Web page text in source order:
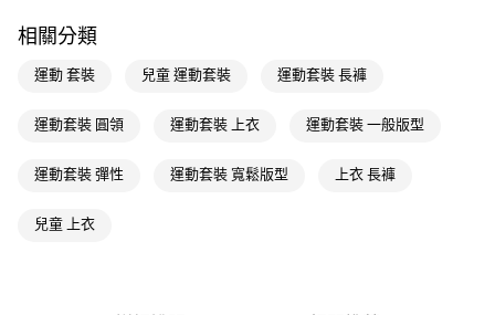
付款後全家取貨
每筆NT$80，滿NT$1,500(含以上)免運費
萊爾富取貨付款
每筆NT$80，滿NT$1,500(含以上)免運費
相關分類
運動 套裝 兒童 運動套裝 運動套裝 長褲
運動套裝 圓領 運動套裝 上衣 運動套裝 一般版型
運動套裝 彈性 運動套裝 寬鬆版型 上衣 長褲
兒童 上衣